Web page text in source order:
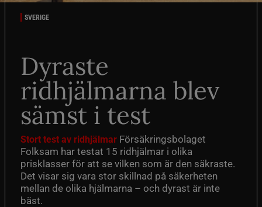
SVERIGE
Dyraste
ridhjälmarna blev
sämst i test
Stort test av ridhjälmar Försäkringsbolaget
Folksam har testat 15 ridhjälmar i olika
prisklasser för att se vilken som är den säkraste.
Det visar sig vara stor skillnad på säkerheten
mellan de olika hjälmarna – och dyrast är inte
bäst.